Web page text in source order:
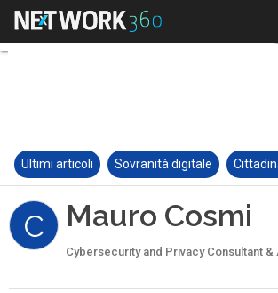
Ultimi articoli Sovranità digitale
C Mauro Cosmi
Cybersecurity and Privacy Consultant &